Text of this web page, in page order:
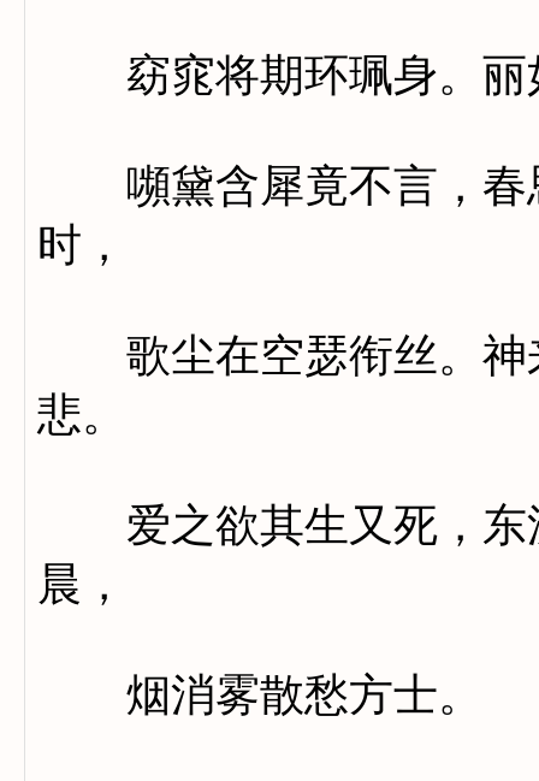
窈窕将期环珮身。丽
嚬黛含犀竟不言，春
时，
歌尘在空瑟衔丝。神
悲。
爱之欲其生又死，东
晨，
烟消雾散愁方士。